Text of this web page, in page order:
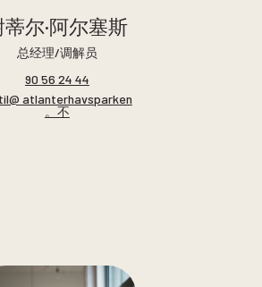
蒂尔·阿尔塞斯
总经理/调解员
90 56 24 44
atlanterhavsparken
。不